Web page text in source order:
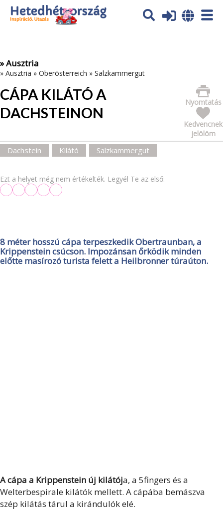
Az oldal sütiket (cookies) használ. További tájékoztatás itt:
Adatvédelmi tájékoztató
» Ausztria
» Ausztria » Oberösterreich » Salzkammergut
CÁPA KILÁTÓ A
DACHSTEINON
Nyomtatás
Kedvencnek
jelölöm
Dachstein Kilátó Salzkammergut
Ezt a helyet még nem értékelték. Legyél Te az első:
8 méter hosszú cápa terpeszkedik Obertraunban, a
Krippenstein csúcson. Impozánsan őrködik minden
előtte masírozó turista felett a Heilbronner túraúton.
A cápa a Krippenstein új kilátója, a 5fingers és a
Welterbespirale kilátók mellett. A cápába bemászva
szép kilátás tárul a kirándulók elé.